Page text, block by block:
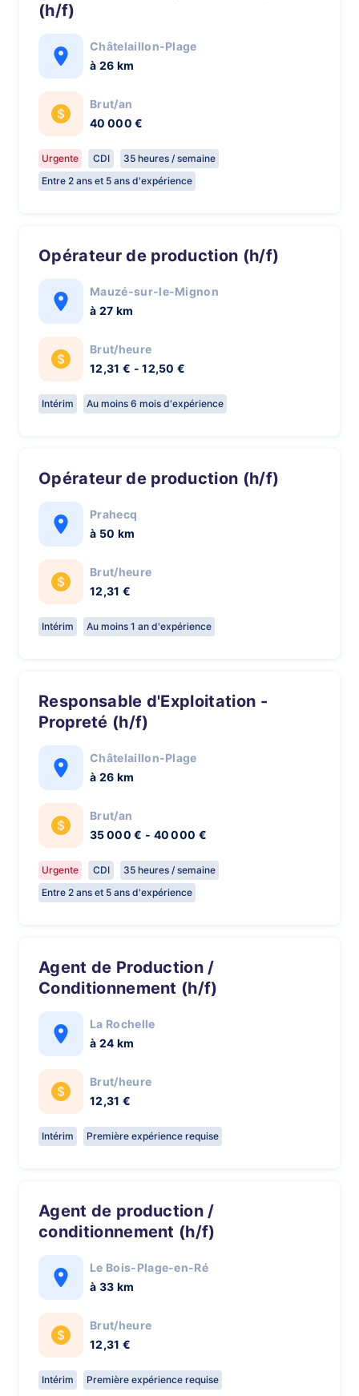
(h/f)
Châtelaillon-Plage
à 26 km
Brut/an
40 000 €
Urgente CDI
35 heures / semaine
Entre 2 ans et 5 ans d'expérience
Opérateur de production (h/f)
Mauzé-sur-le-Mignon
à 27 km
Brut/heure
12,31 € - 12,50 €
Intérim Au moins 6 mois d'expérience
Opérateur de production (h/f)
Prahecq
à 50 km
Brut/heure
12,31 €
Intérim Au moins 1 an d'expérience
Responsable d'Exploitation -
Propreté (h/f)
Châtelaillon-Plage
à 26 km
Brut/an
35 000 € - 40 000 €
Urgente CDI
35 heures / semaine
Entre 2 ans et 5 ans d'expérience
Agent de Production /
Conditionnement (h/f)
La Rochelle
à 24 km
Brut/heure
12,31 €
Intérim Première expérience requise
Agent de production /
conditionnement (h/f)
Le Bois-Plage-en-Ré
à 33 km
Brut/heure
12,31 €
Intérim Première expérience requise